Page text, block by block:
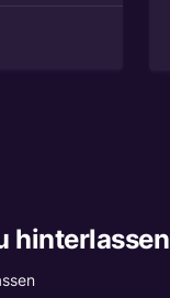
hinterlassen